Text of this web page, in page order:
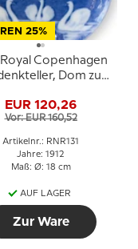
25%
Royal Copenhagen
Dom zu
EUR 120,26
Vor: EUR 160,52
Artikelnr.: RNR131
Jahre: 1912
Maß: Ø: 18 cm
AUF LAGER
Zur Ware